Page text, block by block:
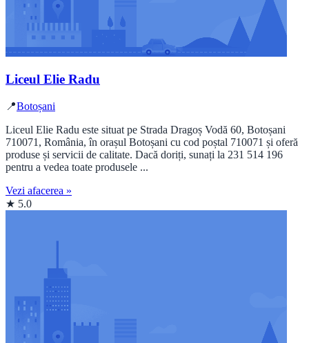
Liceul Elie Radu
📍Botoșani
Liceul Elie Radu este situat pe Strada Dragoș Vodă 60, Botoșani
710071, România, în orașul Botoșani cu cod poștal 710071 și oferă
produse și servicii de calitate. Dacă doriți, sunați la 231 514 196
pentru a vedea toate produsele ...
Vezi afacerea »
★ 5.0